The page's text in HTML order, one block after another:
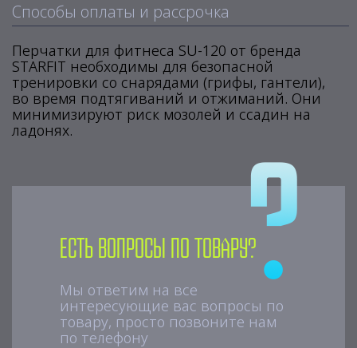
Способы оплаты и рассрочка
Перчатки для фитнеса SU-120 от бренда
STARFIT необходимы для безопасной
тренировки со снарядами (грифы, гантели),
во время подтягиваний и отжиманий. Они
минимизируют риск мозолей и ссадин на
ладонях.
Есть вопросы по товару?
Мы ответим на все
интересующие вас вопросы по
товару, просто позвоните нам
по телефону